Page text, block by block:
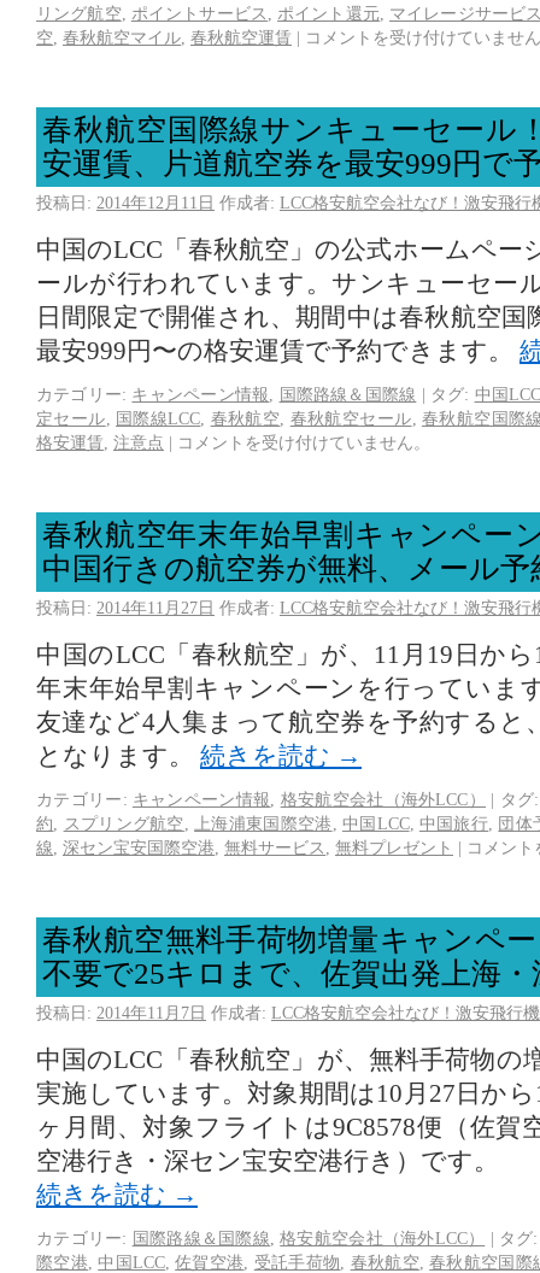
リング航空
ポイントサービス ポイント還元
マイレージサービ
空 春秋航空マイル 春秋航空運賃 | コメントを受け付けていませ
春秋航空国際線サンキューセール
安運賃、片道航空券を最安999円で
投稿日: 2014年12月11日 作成者: LCC格安航空会社なび！激安飛行
中国のLCC「春秋航空」の公式ホームペー
ールが行われています。サンキューセー
日間限定で開催され、期間中は春秋航空国
最安999円〜の格安運賃で予約できます。
カテゴリー: キャンペーン情報 国際路線＆国際線 | タグ: 中国
定セール
国際線LCC 春秋航空 春秋航空セール 春秋航空国際
格安運賃 注意点 | コメントを受け付けていません。
春秋航空年末年始早割キャンペー
中国行きの航空券が無料、メール予
投稿日: 2014年11月27日 作成者: LCC格安航空会社なび！激安飛行
中国のLCC「春秋航空」が、11月19日か
年末年始早割キャンペーンを行っていま
友達など4人集まって航空券を予約すると
となります。 続きを読む →
カテゴリー: キャンペーン情報 格安航空会社（海外LCC） | タグ:
約
スプリング航空 上海浦東国際空港 中国LCC, 中国旅行
団体
線 深セン宝安国際空港 無料サービス 無料プレゼント | コメン
春秋航空無料手荷物増量キャンペ
不要で25キロまで、佐賀出発上海
投稿日: 2014年11月7日 作成者: LCC格安航空会社なび！激安飛行
中国のLCC「春秋航空」が、無料手荷物の
実施しています。対象期間は10月27日か
ヶ月間、対象フライトは9C8578便（佐賀
空港行き・深セン宝安空港行き）です。
続きを読む →
カテゴリー: 国際路線＆国際線 ,格安航空会社（海外LCC） | タグ:
際空港 ,中国LCC,佐賀空港 受託手荷物 春秋航空 ,春秋航空国際